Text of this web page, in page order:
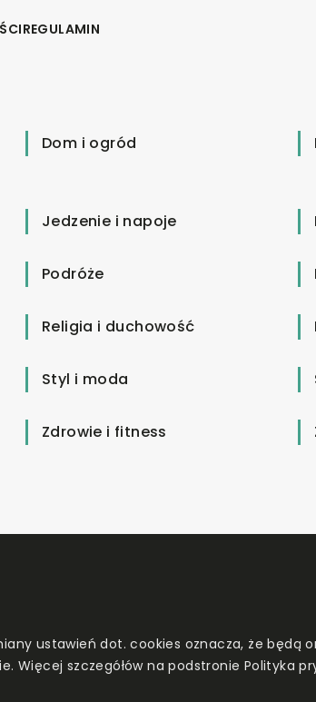
REGULAMIN
Dom i ogród
Jedzenie i napoje
Podróże
Religia i duchowość
Styl i moda
Zdrowie i fitness
ustawień dot. cookies oznacza, że będą
Więcej szczegółów na podstronie Polityka